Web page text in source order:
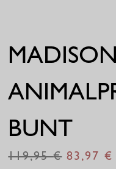
MADISON
BUNT
119,95 83,97